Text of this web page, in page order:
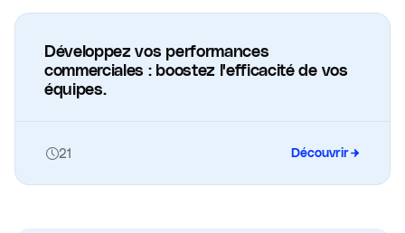
Développez vos performances
commerciales : boostez l'efficacité de vos
équipes.
21 Découvrir